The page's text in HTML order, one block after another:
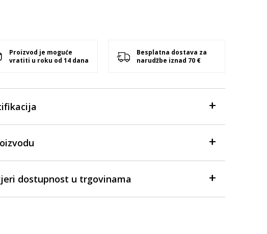
Proizvod je moguće
vratiti u roku od 14 dana
Besplatna dostava za
narudžbe iznad 70 €
dostupnost u trgovinama